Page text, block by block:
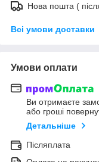
Нова пошта (
Всі умови доставки
Умови оплати
Ви отримаєте
або гроші
Детальніше
Післяплата